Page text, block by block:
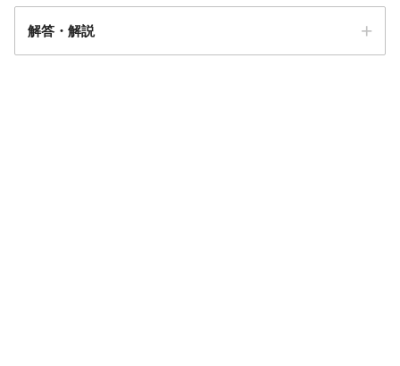
配偶者からの暴力の防止及び被害者の
解答・解説